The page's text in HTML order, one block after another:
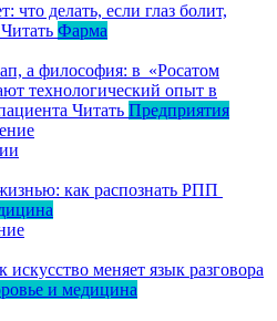
что делать, если глаз болит,
Читать Фарма
а философия: в «Росатом
технологический опыт в
Читать Предприятия
как распознать РПП
искусство меняет язык разговора
и медицина